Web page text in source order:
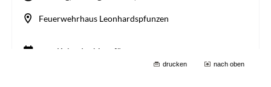
drucken nach oben